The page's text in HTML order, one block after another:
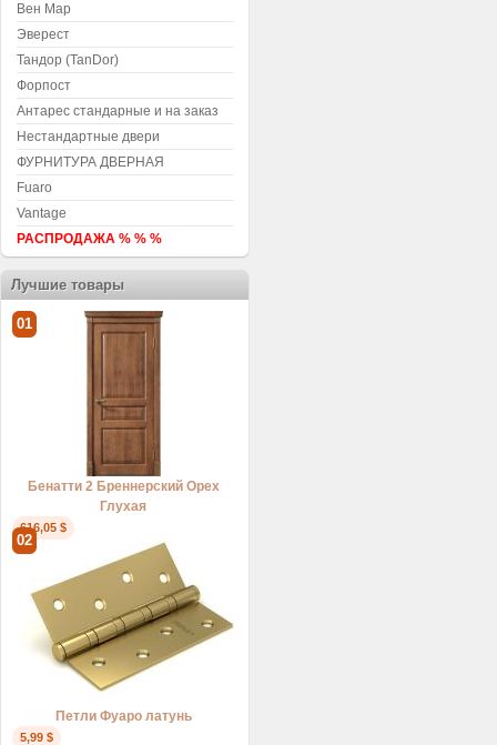
Вен Мар
Эверест
Тандор (TanDor)
Форпост
Антарес стандарные и на заказ
Нестандартные двери
ФУРНИТУРА ДВЕРНАЯ
Fuaro
Vantage
РАСПРОДАЖА % % %
Лучшие товары
01
Бенатти 2 Бреннерский Орех
Глухая
616,05 $
02
Петли Фуаро латунь
5,99 $